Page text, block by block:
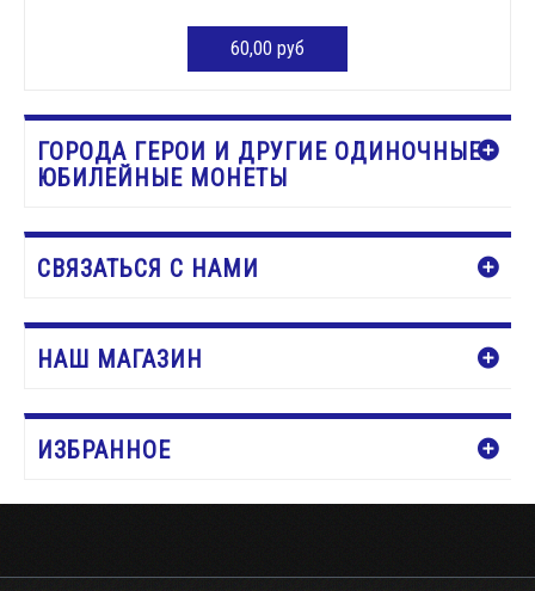
60,00 руб
ГОРОДА ГЕРОИ И ДРУГИЕ ОДИНОЧНЫЕ
ЮБИЛЕЙНЫЕ МОНЕТЫ
СВЯЗАТЬСЯ С НАМИ
НАШ МАГАЗИН
ИЗБРАННОЕ